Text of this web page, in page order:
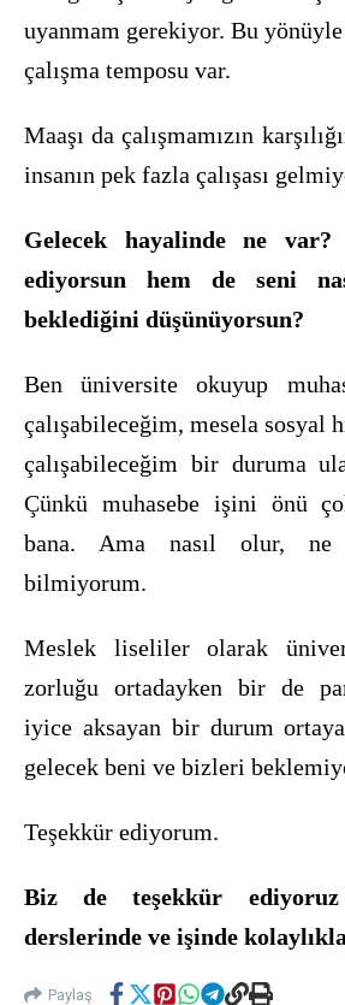
uyanmam gerekiyor. Bu
çalışma temposu var.
Maaşı da çalışmamızın
insanın pek fazla çalışası
Gelecek hayalinde ne
ediyorsun hem de seni
beklediğini düşünüyorsun?
Ben üniversite okuyup
çalışabileceğim, mesela sosyal
çalışabileceğim bir duruma
Çünkü muhasebe işini önü
bana. Ama nasıl olur, ne
bilmiyorum.
Meslek liseliler olarak
zorluğu ortadayken bir de
iyice aksayan bir durum
gelecek beni ve bizleri
Teşekkür ediyorum.
Biz de teşekkür
derslerinde ve işinde
Paylaş